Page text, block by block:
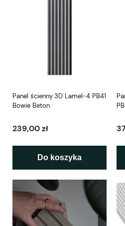
Panel ścienny 3D Lamel-4 PB41
Bowie Beton
239,00 zł
Do koszyka